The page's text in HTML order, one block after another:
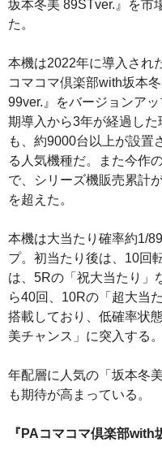
坂本冬美 89STver.』を市
た。
本機は2022年に導入され
コマコマ倶楽部with坂本
99ver.』をバージョンア
期導入から3年が経過した
も、約9000台以上が設置
る人気機種だ。また今作
で、シリーズ機販売累計
を超えた。
本機は大当たり確率約1/
プ。初当たり後は、10回
は、5Rの「祝大当たり」
ら40回、10Rの「超大当
搭載しており、低確率状
美チャンス」に突入する。
年配層に人気の「坂本冬
も期待が高まっている。
『PAコマコマ倶楽部with